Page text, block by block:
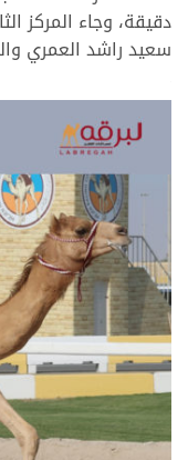
دقيقة، وجاء المركز
سعيد راشد العمري والذي سجل